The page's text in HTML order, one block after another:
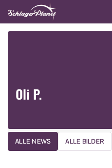
Oli P.
ALLE NEWS ALLE BILDER